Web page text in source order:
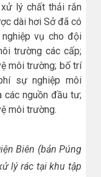
lý chất thải rắn
dài hơi Sở đã có
vụ cho đội
trường các cấp;
môi trường; bố trí
sự nghiệp môi
các nguồn đầu tư;
môi trường.
Biên (bản Púng
lý rác tại khu tập